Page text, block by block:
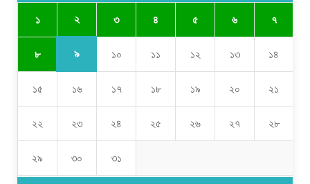
১ ২ ৩ ৪ ৫ ৬ ৭
৮ ৯ ১০ ১১ ১২ ১৩ ১৪
১৫ ১৬ ১৭ ১৮ ১৯ ২০ ২১
২২ ২৩ ২৪ ২৫ ২৬ ২৭ ২৮
২৯ ৩০ ৩১